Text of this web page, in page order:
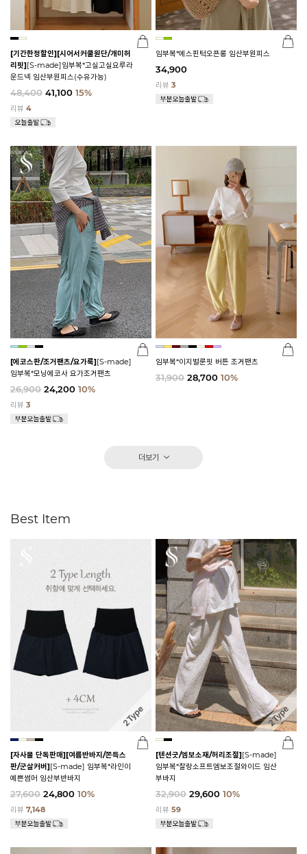
[기간한정할인][시어서커쿨원단/개미허
리핏][S-made]임부복*고실고실요루라
운드넥 임산부원피스(수유가능)
48,400 41,100 15%
리뷰 4
임부복*에스핀턱오픈롱 임산부원피스
34,900
리뷰 3
[에코스판/조거팬츠/요가룩][S-made]
임부복*모닝에코사 요가조거팬츠
26,900 24,200 10%
리뷰 3
임부복*이지벌룬핏 버튼 조거팬츠
31,900 28,700 10%
더보기
Best Item
[자사몰 단독판매][여름반바지/쫀득스
판/군살커버][S-made] 임부복*라인이
예쁜썸머 임산부반바지
27,600 24,800 10%
리뷰 7,148
[텐션굿/엠보소재/허리조절][S-made]
임부복*찰랑소프트엠보조절와이드 임산
부바지
32,900 29,600 10%
리뷰 59